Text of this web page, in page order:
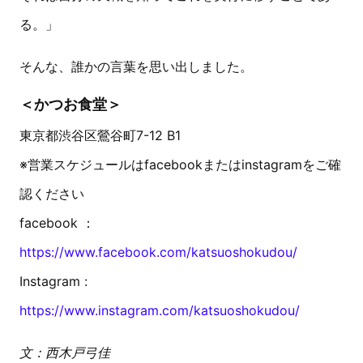
る。」
そんな、誰かの言葉を思い出しました。
＜かつお食堂＞
東京都渋谷区鶯谷町7-12 B1
※営業スケジュールはfacebookまたはinstagramをご確
認ください
facebook ：
https://www.facebook.com/katsuoshokudou/
Instagram :
https://www.instagram.com/katsuoshokudou/
文：西木戸弓佳